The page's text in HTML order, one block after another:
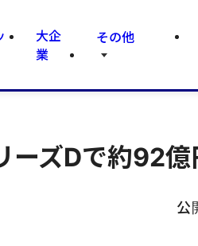
大企
業
その他
ーズDで約92億
公